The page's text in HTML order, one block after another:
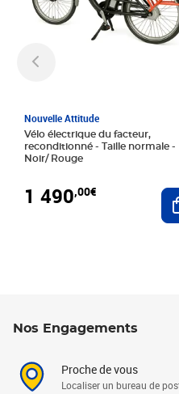
Nouvelle Attitude
Vélo électrique du facteur,
reconditionné - Taille normale -
Noir/ Rouge
1 490,00€
Nos Engagements
Proche de vous
Localiser un bureau de